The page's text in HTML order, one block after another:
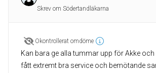
Skrev om Södertandläkarna
Okontrollerat omdöme
Kan bara ge alla tummar upp för Akke
fått extremt bra service och bemötande